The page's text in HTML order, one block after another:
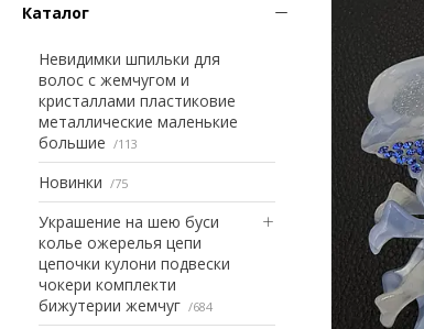
Каталог
Невидимки шпильки для
волос с жемчугом и
кристаллами пластиковие
металлические маленькие
большие
113
Новинки 75
Украшение на шею буси
колье ожерелья цепи
цепочки кулони подвески
чокери комплекти
бижутерии жемчуг
684